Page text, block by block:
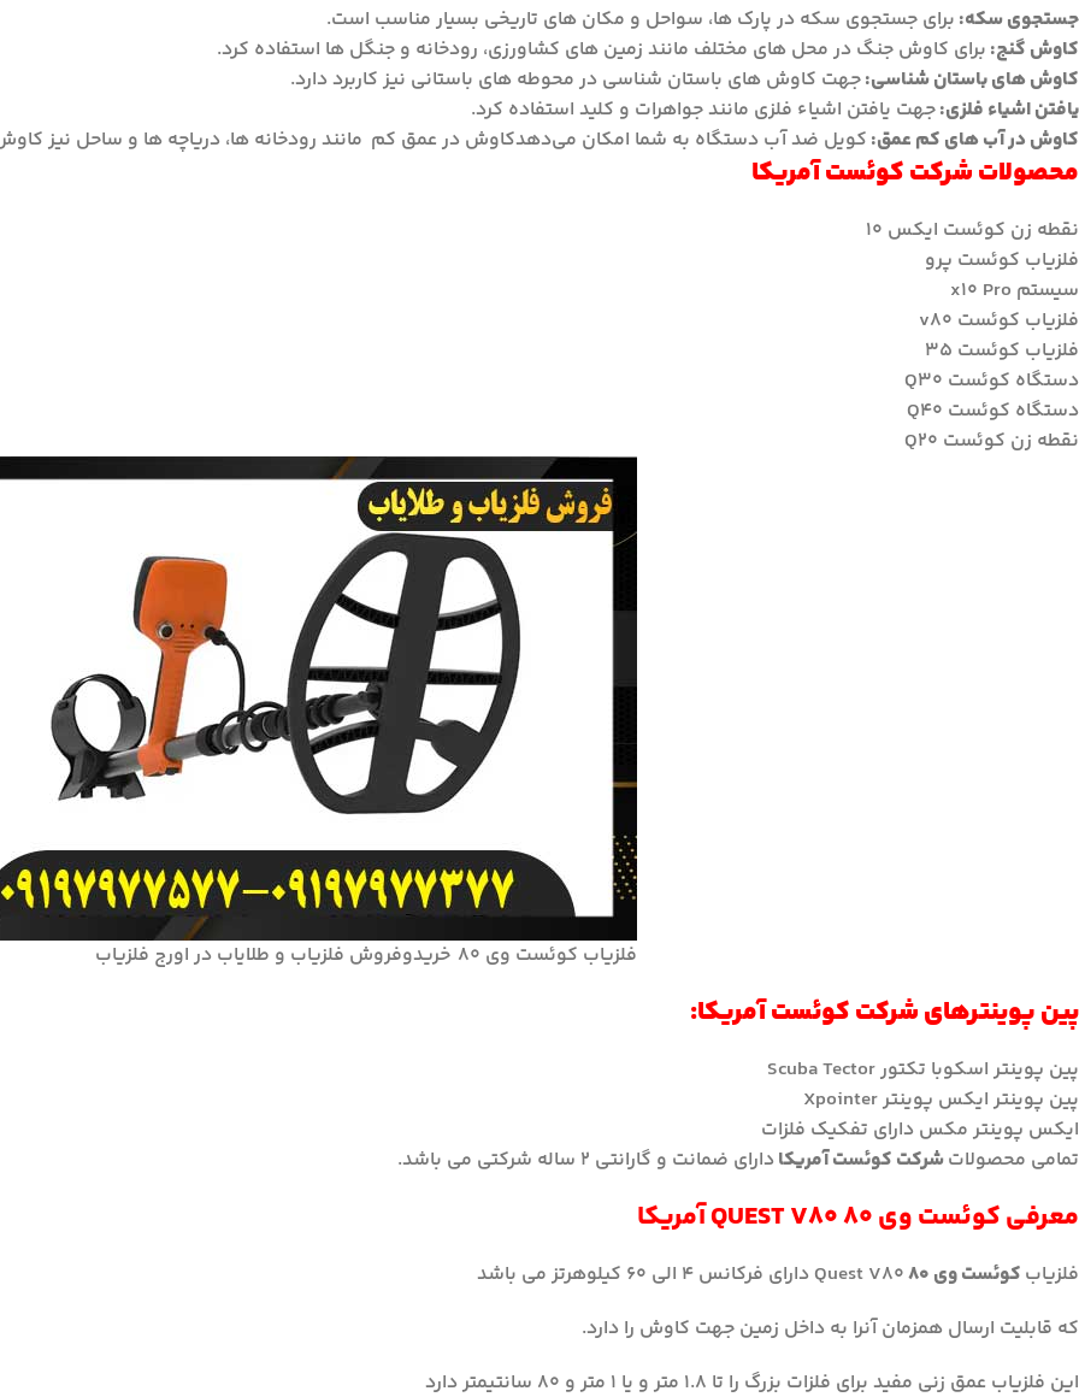
جستجوی سکه: برای جستجوی سکه در پارک ها، سواحل و مکان های تاریخی بسیار مناسب است.
کاوش گنج: برای کاوش جنگ در محل های مختلف مانند زمین های کشاورزی، رودخانه و جنگل ها استفاده کرد.
کاوش های باستان شناسی:جهت کاوش های باستان شناسی در محوطه های باستانی نیز کاربرد دارد.
یافتن اشیاء فلزی:جهت یافتن اشیاء فلزی مانند جواهرات و کلید استفاده کرد.
کاوش در آب های کم عمق: کویل ضد آب دستگاه به شما امکان می‌دهدکاوش در عمق کم مانند رودخانه ها، دریاچه ها و ساحل نیز
محصولات شرکت کوئست آمریکا
نقطه زن کوئست ایکس ۱۰
فلزیاب کوئست پرو
سیستم x10 Pro
فلزیاب کوئست v80
فلزیاب کوئست ۳۵
دستگاه کوئست Q30
دستگاه کوئست Q40
نقطه زن کوئست Q20
فلزیاب کوئست وی ۸۰ خریدوفروش فلزیاب و طلایاب در اورج فلزیاب
پین پوینترهای شرکت کوئست آمریکا:
پین پوینتر اسکوبا تکتور Scuba Tector
پین پوینتر ایکس پوینتر Xpointer
ایکس پوینتر مکس دارای تفکیک فلزات
تمامی محصولاتشرکت کوئست آمریکادارای ضمانت و گارانتی 2 ساله شرکتی می باشد.
معرفیکوئستوی ۸۰ QUEST V80 آمریکا
فلزیاب کوئست وی ۸۰
که قابلیت ارسال همزمان آنرا به داخل زمین جهت کاوش را دارد.
این فلزیاب عمق زنی مفید برای فلزات بزرگ را تا 1.8 متر و یا 1 متر و 80 سانتیمتر دارد